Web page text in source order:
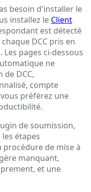
besoin d'installer le
installez le Client
est détecté
DCC pris en
pages ci-dessous
ne
DCC,
compte
préférez une
de soumission,
étapes
procédure de mise à
manquant,
et une